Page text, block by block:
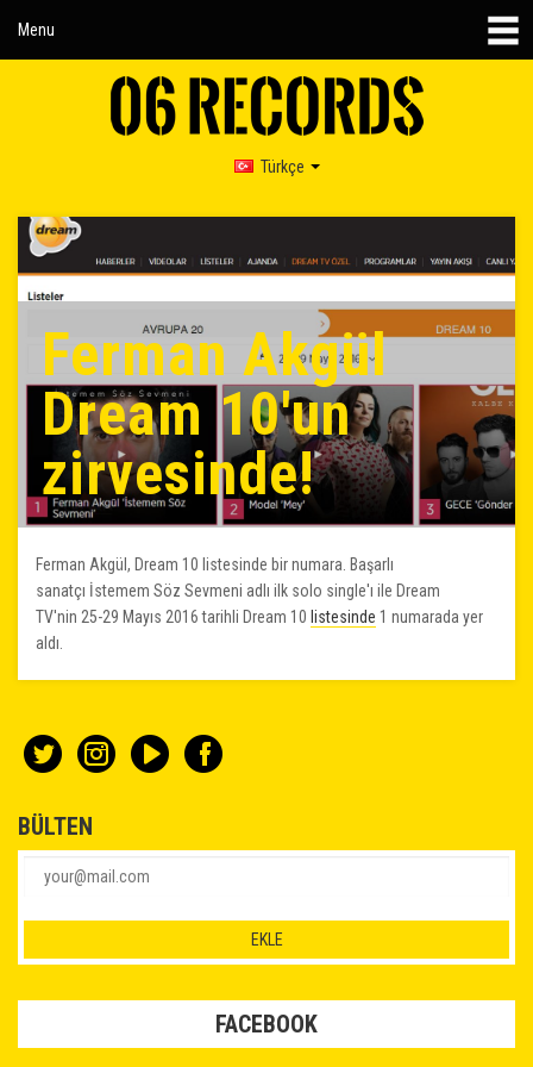
Menu
Türkçe
Ferman Akgül
Dream 10'un
zirvesinde!
Ferman Akgül, Dream 10 listesinde bir numara. Başarlı
sanatçı İstemem Söz Sevmeni adlı ilk solo single'ı ile Dream
TV'nin 25-29 Mayıs 2016 tarihli Dream 10 listesinde 1 numarada yer
aldı.
BÜLTEN
FACEBOOK